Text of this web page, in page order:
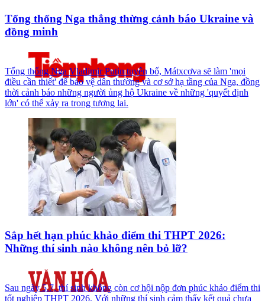
Tổng thống Nga thẳng thừng cảnh báo Ukraine và
đồng minh
Tổng thống Nga Vladimir Putin tuyên bố, Mátxcơva sẽ làm 'mọi
điều cần thiết' để bảo vệ dân thường và cơ sở hạ tầng của Nga, đồng
thời cảnh báo những người ủng hộ Ukraine về những 'quyết định
lớn' có thể xảy ra trong tương lai.
Sắp hết hạn phúc khảo điểm thi THPT 2026:
Những thí sinh nào không nên bỏ lỡ?
Sau ngày 5.7, thí sinh không còn cơ hội nộp đơn phúc khảo điểm thi
tốt nghiệp THPT 2026. Với những thí sinh cảm thấy kết quả chưa